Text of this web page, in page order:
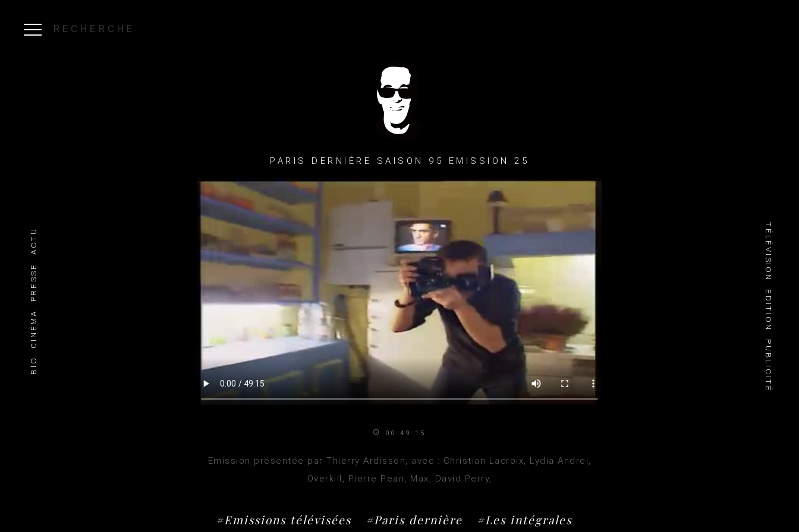
RECHERCHE
TÉLÉVISION
EDITION
PUBLICITÉ
BIO
CINÉMA
PRESSE
ACTU
PARIS DERNIÈRE SAISON 95 EMISSION 25
00:49:15
Emission présentée par Thierry Ardisson, avec : Christian Lacroix, Lydia Andrei,
Overkill, Pierre Pean, Max, David Perry,
#Emissions télévisées #Paris dernière #Les intégrales